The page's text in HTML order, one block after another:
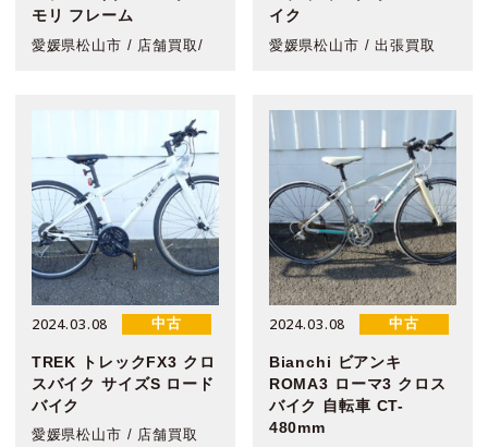
モリ フレーム
愛媛県松山市 / 店舗買取/
イク
愛媛県松山市 / 出張買取
2024.03.08 中古
TREK トレックFX3 クロ
スバイク サイズS ロード
バイク
愛媛県松山市 / 店舗買取
2024.03.08 中古
Bianchi ビアンキ
ROMA3 ローマ3 クロス
バイク 自転車 CT-
480mm